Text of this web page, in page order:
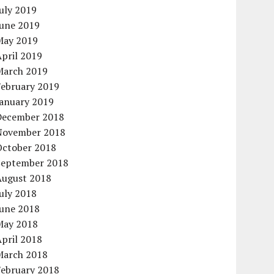
2019
2019
2019
2019
2019
2019
2019
2018
2018
2018
2018
2018
2018
2018
2018
2018
2018
2018